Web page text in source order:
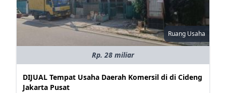
Ruang Usaha
Rp. 28 miliar
DIJUAL Tempat Usaha Daerah Komersil di di Cideng
Jakarta Pusat